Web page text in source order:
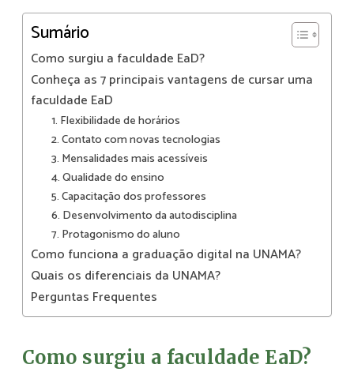
Sumário
Como surgiu a faculdade EaD?
Conheça as 7 principais vantagens de cursar uma
faculdade EaD
1. Flexibilidade de horários
2. Contato com novas tecnologias
3. Mensalidades mais acessíveis
4. Qualidade do ensino
5. Capacitação dos professores
6. Desenvolvimento da autodisciplina
7. Protagonismo do aluno
Como funciona a graduação digital na UNAMA?
Quais os diferenciais da UNAMA?
Perguntas Frequentes
Como surgiu a faculdade EaD?